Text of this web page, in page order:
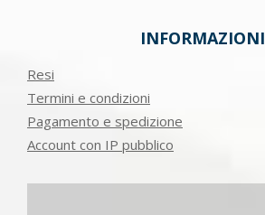
INFORMAZIONI
Resi
Termini e condizioni
Pagamento e spedizione
Account con IP pubblico